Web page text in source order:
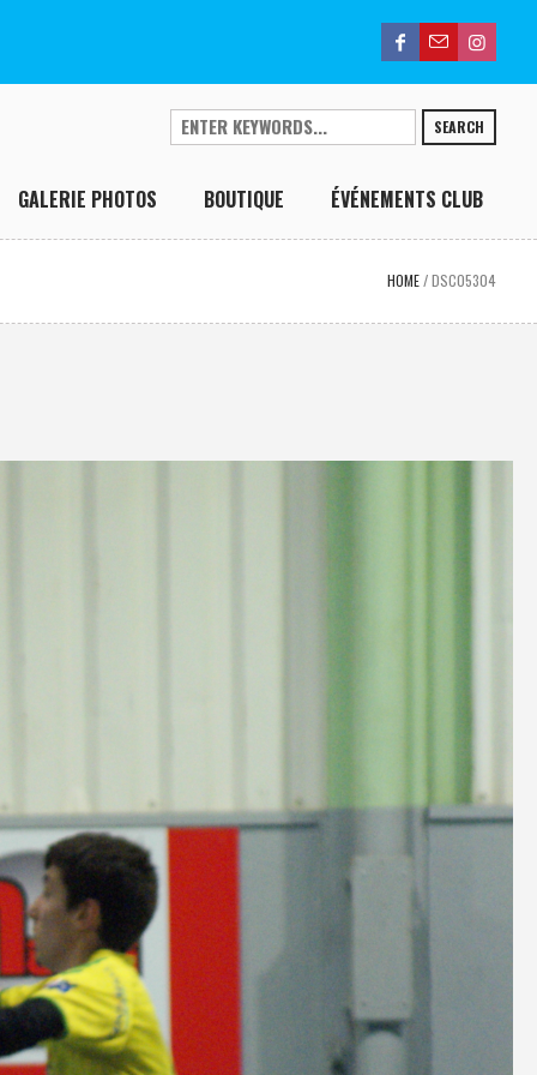
SEARCH
GALERIE PHOTOS BOUTIQUE ÉVÉNEMENTS CLUB
HOME /DSC05304